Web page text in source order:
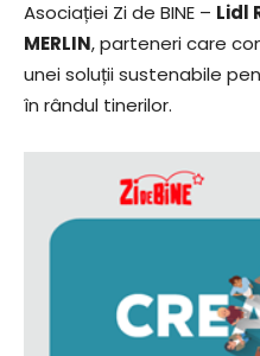
Asociației Zi de BINE – Lidl
MERLIN, parteneri care
unei soluții sustenabile
în rândul tinerilor.